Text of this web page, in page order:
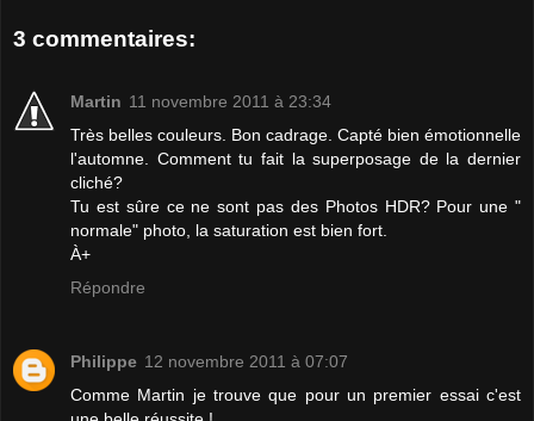
3 commentaires:
Martin 11 novembre 2011 à 23:34
Très belles couleurs. Bon cadrage. Capté bien émotionnelle
l'automne. Comment tu fait la superposage de la dernier
cliché?
Tu est sûre ce ne sont pas des Photos HDR? Pour une "
normale" photo, la saturation est bien fort.
À+
Répondre
Philippe 12 novembre 2011 à 07:07
Comme Martin je trouve que pour un premier essai c'est